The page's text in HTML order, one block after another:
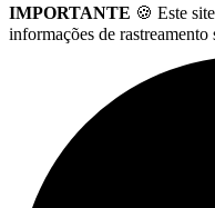
IMPORTANTE 🍪 Este
informações de rastreamento